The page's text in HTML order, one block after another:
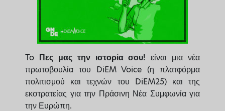
To Πες μας την ιστορία σου!είναι μια νέα
πρωτοβουλία του DiEM Voice (η πλατφόρμα
πολιτισμού και τεχνών του DiEM25) και της
εκστρατείας για την Πράσινη Νέα Συμφωνία για
την Ευρώπη.